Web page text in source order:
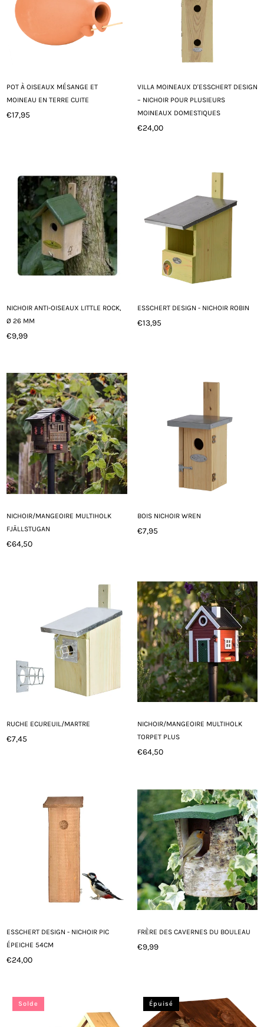
POT À OISEAUX MÉSANGE ET
MOINEAU EN TERRE CUITE
Prix
€17,95
VILLA MOINEAUX D'ESSCHERT DESIGN
– NICHOIR POUR PLUSIEURS
MOINEAUX DOMESTIQUES
Prix
€24,00
NICHOIR ANTI-OISEAUX LITTLE ROCK,
Ø 26 MM
Prix
€9,99
ESSCHERT DESIGN - NICHOIR ROBIN
Prix
€13,95
NICHOIR/MANGEOIRE MULTIHOLK
FJÄLLSTUGAN
Prix
€64,50
BOIS NICHOIR WREN
Prix
€7,95
RUCHE ECUREUIL/MARTRE
Prix
€7,45
NICHOIR/MANGEOIRE MULTIHOLK
TORPET PLUS
Prix
€64,50
ESSCHERT DESIGN - NICHOIR PIC
ÉPEICHE 54CM
Prix
€24,00
FRÈRE DES CAVERNES DU BOULEAU
Prix
€9,99
Solde Épuisé